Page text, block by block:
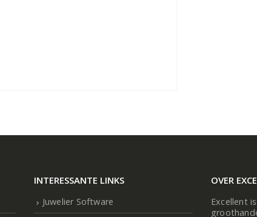
INTERESSANTE LINKS
Juwelier Software
OVER
Excellent